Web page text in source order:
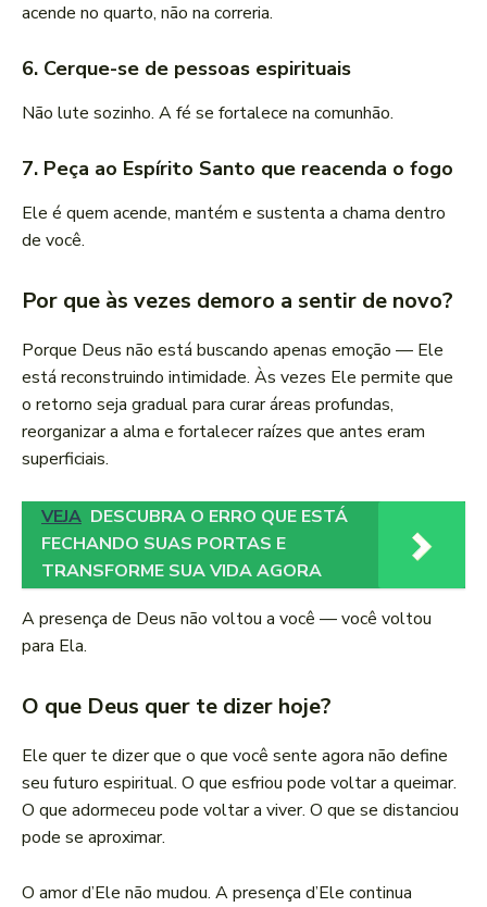
acende no quarto, não na correria.
6. Cerque-se de pessoas espirituais
Não lute sozinho. A fé se fortalece na comunhão.
7. Peça ao Espírito Santo que reacenda o fogo
Ele é quem acende, mantém e sustenta a chama dentro
de você.
Por que às vezes demoro a sentir de novo?
Porque Deus não está buscando apenas emoção — Ele
está reconstruindo intimidade. Às vezes Ele permite que
o retorno seja gradual para curar áreas profundas,
reorganizar a alma e fortalecer raízes que antes eram
superficiais.
VEJA DESCUBRA O ERRO QUE ESTÁ
FECHANDO SUAS PORTAS E
TRANSFORME SUA VIDA AGORA
A presença de Deus não voltou a você — você voltou
para Ela.
O que Deus quer te dizer hoje?
Ele quer te dizer que o que você sente agora não define
seu futuro espiritual. O que esfriou pode voltar a queimar.
O que adormeceu pode voltar a viver. O que se distanciou
pode se aproximar.
O amor d’Ele não mudou. A presença d’Ele continua